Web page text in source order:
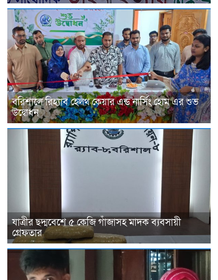
বরিশালে রিহ্যাব হেলথ কেয়ার এন্ড নার্সিং হোম এর শুভ
উদ্বোধন
যাত্রীর ছদ্মবেশে ৫ কেজি গাঁজাসহ মাদক ব্যবসায়ী
গ্রেফতার